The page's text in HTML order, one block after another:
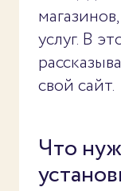
услуг. В
свой сайт.
Что